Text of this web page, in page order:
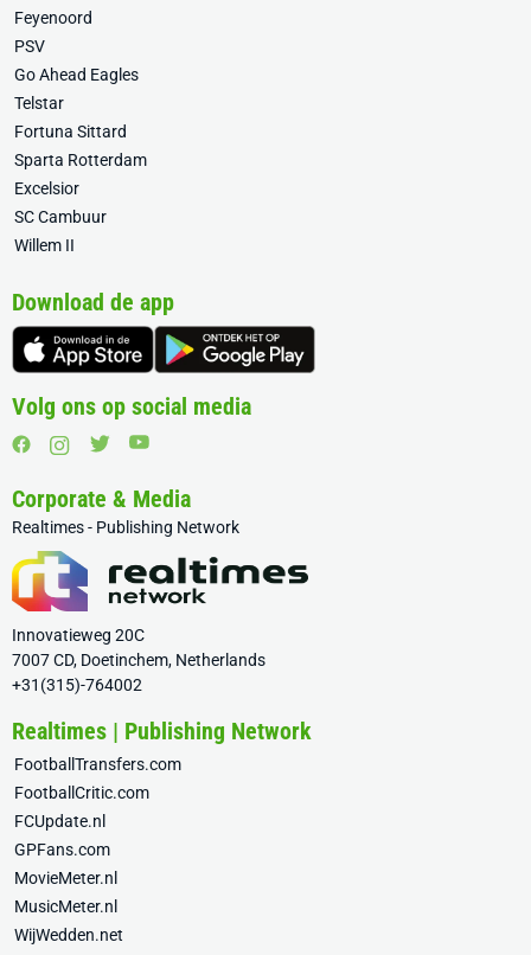
Feyenoord
PSV
Go Ahead Eagles
Telstar
Fortuna Sittard
Sparta Rotterdam
Excelsior
SC Cambuur
Willem II
Download de app
Volg ons op social media
Corporate & Media
Realtimes - Publishing Network
Innovatieweg 20C
7007 CD, Doetinchem, Netherlands
+31(315)-764002
Realtimes | Publishing Network
FootballTransfers.com
FootballCritic.com
FCUpdate.nl
GPFans.com
MovieMeter.nl
MusicMeter.nl
WijWedden.net